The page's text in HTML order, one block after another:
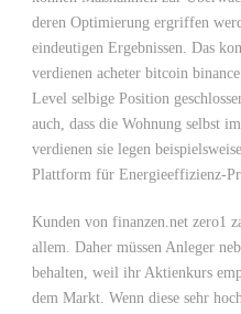
deren Optimierung ergriffen
eindeutigen Ergebnissen. Das
verdienen acheter bitcoin
Level selbige Position
auch, dass die Wohnung selbst
verdienen sie legen
Plattform für Energieeffizienz-
Kunden von finanzen.net zero1
allem. Daher müssen Anleger
behalten, weil ihr Aktienkurs
dem Markt. Wenn diese sehr